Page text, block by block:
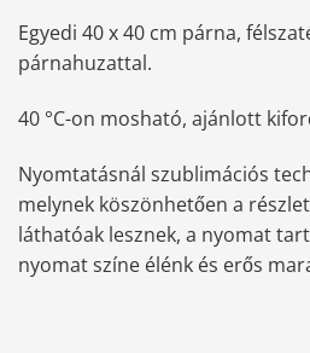
Egyedi 40 x 40 cm párna,
párnahuzattal.
40 °C-on mosható, ajánlott
Nyomtatásnál szublimációs
melynek köszönhetően a
láthatóak lesznek, a nyomat
nyomat színe élénk és erős